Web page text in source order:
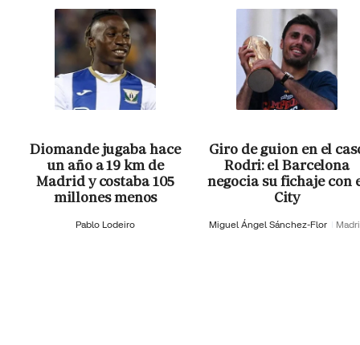
Diomande jugaba hace
un año a 19 km de
Madrid y costaba 105
millones menos
Pablo Lodeiro
Giro de guion en el
Rodri: el Barcelona
negocia su fichaje con
City
Miguel Ángel Sánchez-Flor